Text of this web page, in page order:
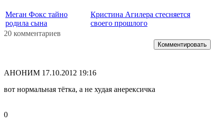
Меган Фокс тайно
родила сына
Кристина Агилера стесняется
своего прошлого
20 комментариев
Комментировать
АНОНИМ 17.10.2012 19:16
вот нормальная тётка, а не худая анерексичка
0